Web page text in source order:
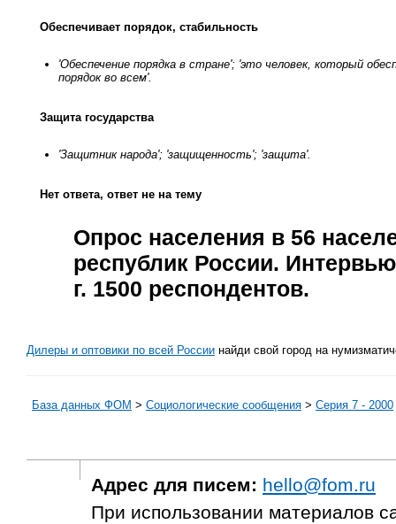
Обеспечивает порядок, стабильность
'Обеспечение порядка в стране'; 'это человек, который
порядок во всем'.
Защита государства
'Защитник народа'; 'защищенность'; 'защита'.
Нет ответа, ответ не на тему
Опрос населения в 56
республик России.
г. 1500 респондентов.
Дилеры и оптовики по всей России найди свой город на
База данных ФОМ > Социологические сообщения > Серия 7 - 2000
Адрес для писем: hello@fom.ru
При использовании материалов